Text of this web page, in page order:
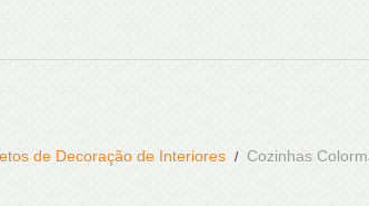
de Decoração de Interiores Cozinhas